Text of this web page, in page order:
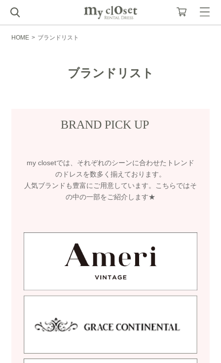
HOME > ブランドリスト
ブランドリスト
BRAND PICK UP
my closetでは、それぞれのシーンに合わせたトレンド
のドレスを数多く揃えております。
人気ブランドも豊富にご用意しています。こちらではそ
の中の一部をご紹介します★